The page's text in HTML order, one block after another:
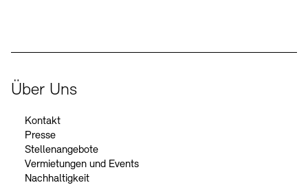
Über Uns
Kontakt
Presse
Stellenangebote
Vermietungen und Events
Nachhaltigkeit